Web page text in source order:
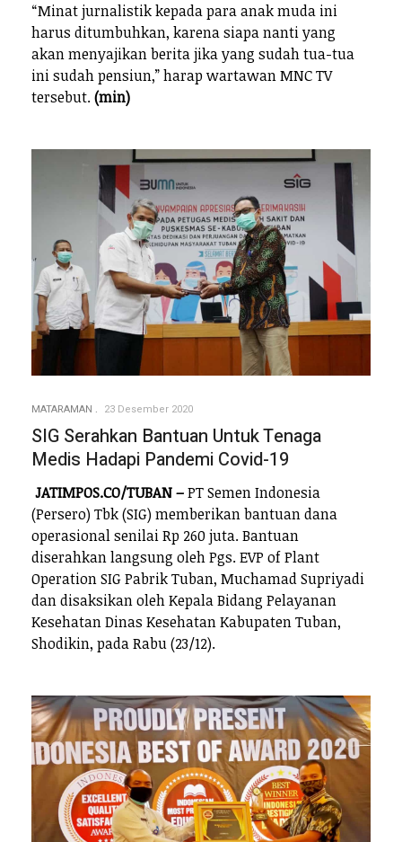
“Minat jurnalistik kepada para anak muda ini
harus ditumbuhkan, karena siapa nanti yang
akan menyajikan berita jika yang sudah tua-tua
ini sudah pensiun,” harap wartawan MNC TV
tersebut.(min)
MATARAMAN 23 Desember 2020
SIG Serahkan Bantuan Untuk Tenaga
Medis Hadapi Pandemi Covid-19
JATIMPOS.CO/TUBAN–PT Semen Indonesia
(Persero) Tbk (SIG) memberikan bantuan dana
operasional senilai Rp 260 juta. Bantuan
diserahkan langsung oleh Pgs. EVP of Plant
Operation SIG Pabrik Tuban, Muchamad Supriyadi
dan disaksikan oleh Kepala Bidang Pelayanan
Kesehatan Dinas Kesehatan Kabupaten Tuban,
Shodikin, pada Rabu (23/12).